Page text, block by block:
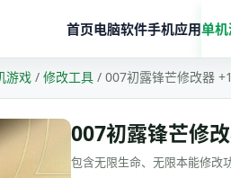
首页电脑软件手机应用单
游戏 / 修改工具 / 007初露锋芒修改器
007初露锋芒修
包含无限生命、无限本能修改